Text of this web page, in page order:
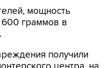
мощность
600 граммов в
получили